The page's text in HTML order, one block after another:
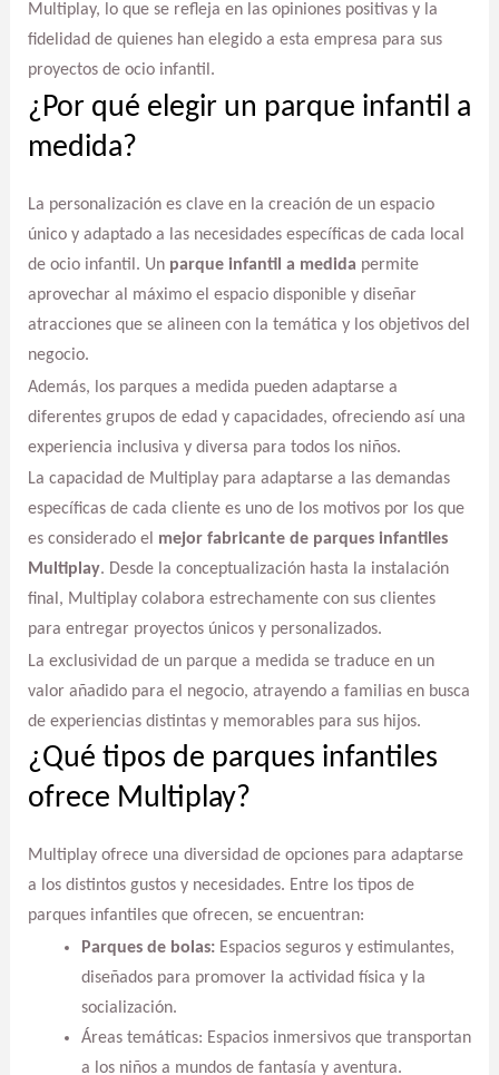
Multiplay, lo que se refleja en las opiniones positivas y la
fidelidad de quienes han elegido a esta empresa para sus
proyectos de ocio infantil.
¿Por qué elegir un parque infantil a
medida?
La personalización es clave en la creación de un espacio
único y adaptado a las necesidades específicas de cada local
de ocio infantil. Un parque infantil a medida permite
aprovechar al máximo el espacio disponible y diseñar
atracciones que se alineen con la temática y los objetivos del
negocio.
Además, los parques a medida pueden adaptarse a
diferentes grupos de edad y capacidades, ofreciendo así una
experiencia inclusiva y diversa para todos los niños.
La capacidad de Multiplay para adaptarse a las demandas
específicas de cada cliente es uno de los motivos por los que
es considerado el mejor fabricante de parques infantiles
Multiplay. Desde la conceptualización hasta la instalación
final, Multiplay colabora estrechamente con sus clientes
para entregar proyectos únicos y personalizados.
La exclusividad de un parque a medida se traduce en un
valor añadido para el negocio, atrayendo a familias en busca
de experiencias distintas y memorables para sus hijos.
¿Qué tipos de parques infantiles
ofrece Multiplay?
Multiplay ofrece una diversidad de opciones para adaptarse
a los distintos gustos y necesidades. Entre los tipos de
parques infantiles que ofrecen, se encuentran:
Parques de bolas:Espacios seguros y estimulantes,
diseñados para promover la actividad física y la
socialización.
Áreas temáticas: Espacios inmersivos que transportan
a los niños a mundos de fantasía y aventura.